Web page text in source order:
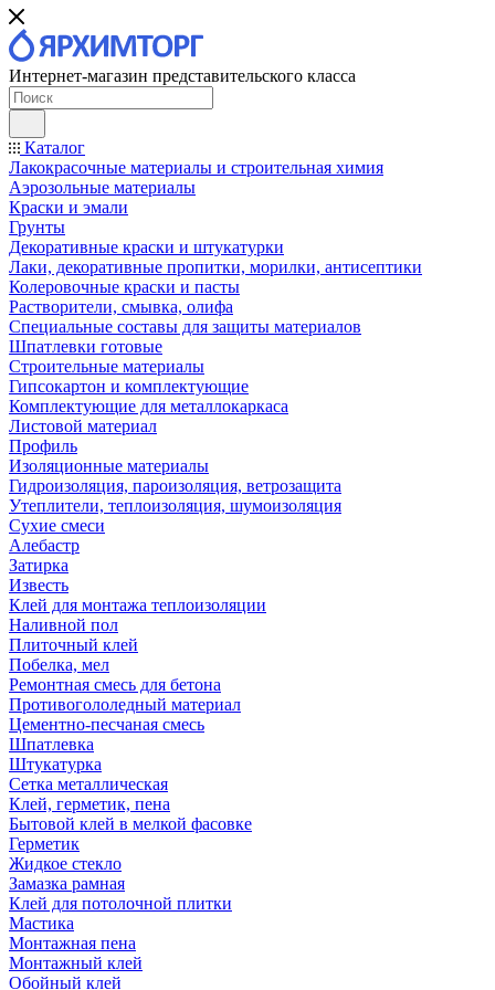
Интернет-магазин представительского класса
Каталог
Лакокрасочные материалы и строительная химия
Аэрозольные материалы
Краски и эмали
Грунты
Декоративные краски и штукатурки
Лаки, декоративные пропитки, морилки, антисептики
Колеровочные краски и пасты
Растворители, смывка, олифа
Специальные составы для защиты материалов
Шпатлевки готовые
Строительные материалы
Гипсокартон и комплектующие
Комплектующие для металлокаркаса
Листовой материал
Профиль
Изоляционные материалы
Гидроизоляция, пароизоляция, ветрозащита
Утеплители, теплоизоляция, шумоизоляция
Сухие смеси
Алебастр
Затирка
Известь
Клей для монтажа теплоизоляции
Наливной пол
Плиточный клей
Побелка, мел
Ремонтная смесь для бетона
Противогололедный материал
Цементно-песчаная смесь
Шпатлевка
Штукатурка
Сетка металлическая
Клей, герметик, пена
Бытовой клей в мелкой фасовке
Герметик
Жидкое стекло
Замазка рамная
Клей для потолочной плитки
Мастика
Монтажная пена
Монтажный клей
Обойный клей